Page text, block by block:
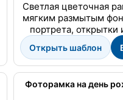
Светлая цветочная
мягким размытым
портрета,
Открыть шаблон
Фоторамка на день